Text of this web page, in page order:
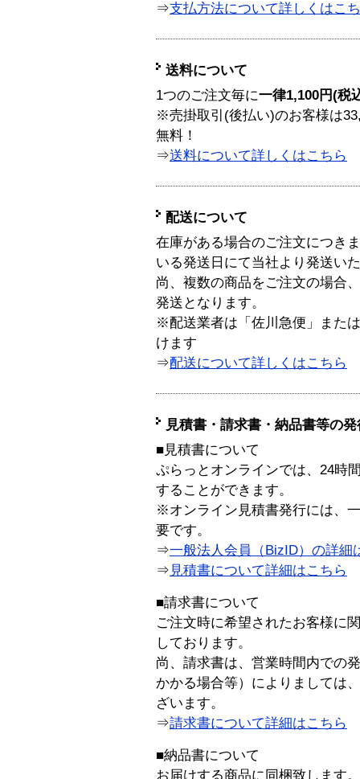
⇒支払方法について詳しくはこ
送料について
1つのご注文毎に一律1,100円(税
※売掛取引(後払い)のお客様は
無料！
⇒送料について詳しくはこちら
配送について
在庫がある場合のご注文につき
いる発送日にて当社より発送い
尚、複数の商品をご注文の場合
発送となります。
※配送業者は「佐川急便」また
けます
⇒配送について詳しくはこちら
見積書・請求書・納品書等の
■見積書について
ぷらっとオンラインでは、24時
することができます。
※オンライン見積書発行には、
要です。
⇒一般法人会員（BizID）の詳細
⇒ 見積書について詳細はこちら
■請求書について
ご注文時に希望されたお客様に
しております。
尚、請求書は、営業時間内での
かかる場合等）によりましては
ざいます。
⇒請求書について詳細はこちら
■納品書について
お届けする商品に同梱致します。